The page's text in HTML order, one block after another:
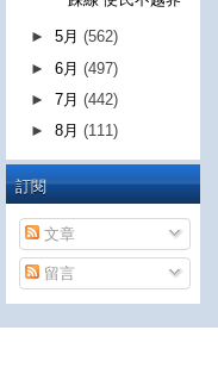
►5月(562)
►6月(497)
►7月(442)
►8月(111)
訂閱
文章
留言